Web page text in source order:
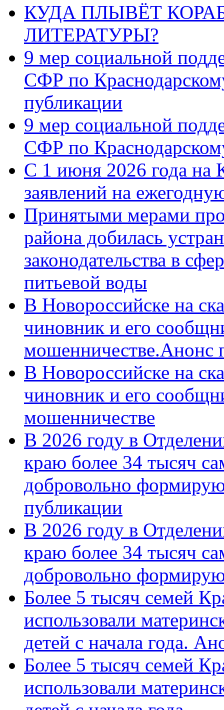
КУДА ПЛЫВЁТ
ЛИТЕРАТУРЫ?
9 мер социальной
СФР по
публикации
9 мер социальной
СФР по
С 1 июня 2026 года на
заявлений на
Принятыми мерами
района добилась
законодательства в
питьевой воды
В Новороссийске на
чиновник и его
мошенничестве.Анонс
В Новороссийске на
чиновник и его
мошенничестве
В 2026 году в
краю более 34 тысяч
добровольно
публикации
В 2026 году в
краю более 34 тысяч
добровольно
Более 5 тысяч семей
использовали
детей с начала года.
Более 5 тысяч семей
использовали